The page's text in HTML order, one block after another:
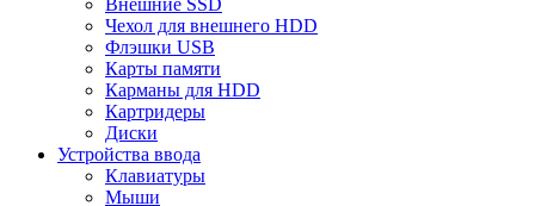
Внешние SSD
Чехол для внешнего HDD
Флэшки USB
Карты памяти
Карманы для HDD
Картридеры
Диски
Устройства ввода
Клавиатуры
Мыши